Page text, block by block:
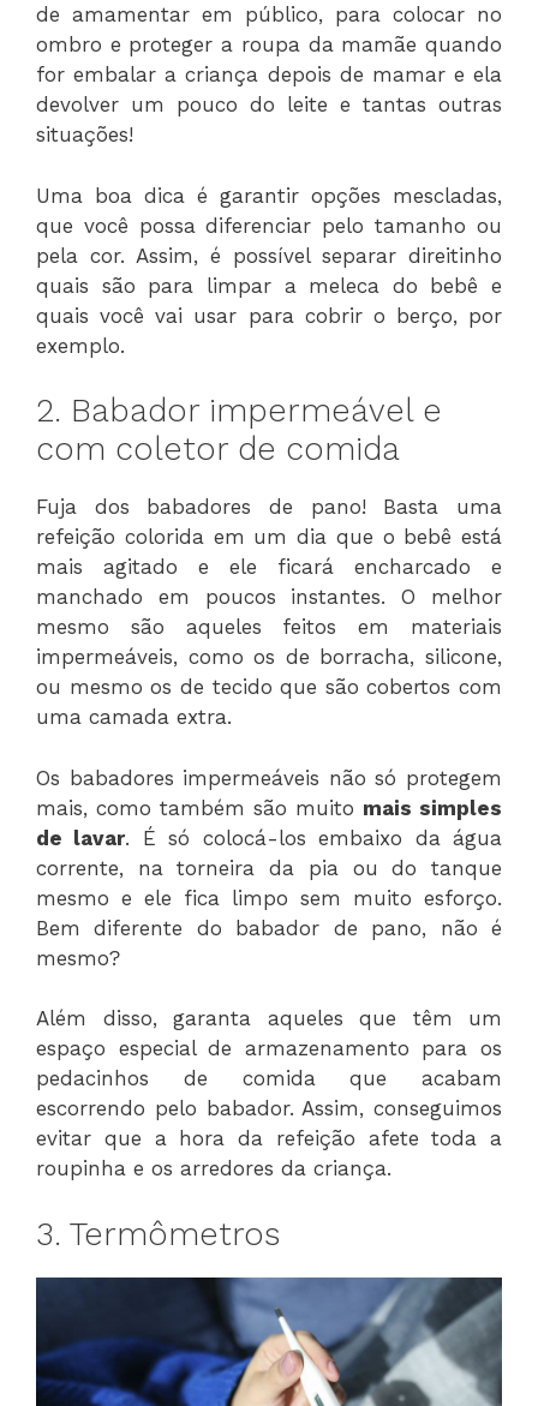
de amamentar em público, para colocar no
ombro e proteger a roupa da mamãe quando
for embalar a criança depois de mamar e ela
devolver um pouco do leite e tantas outras
situações!
Uma boa dica é garantir opções mescladas,
que você possa diferenciar pelo tamanho ou
pela cor. Assim, é possível separar direitinho
quais são para limpar a meleca do bebê e
quais você vai usar para cobrir o berço, por
exemplo.
2. Babador impermeável e
com coletor de comida
Fuja dos babadores de pano! Basta uma
refeição colorida em um dia que o bebê está
mais agitado e ele ficará encharcado e
manchado em poucos instantes. O melhor
mesmo são aqueles feitos em materiais
impermeáveis, como os de borracha, silicone,
ou mesmo os de tecido que são cobertos com
uma camada extra.
Os babadores impermeáveis não só protegem
mais, como também são muito mais simples
de lavar. É só colocá-los embaixo da água
corrente, na torneira da pia ou do tanque
mesmo e ele fica limpo sem muito esforço.
Bem diferente do babador de pano, não é
mesmo?
Além disso, garanta aqueles que têm um
espaço especial de armazenamento para os
pedacinhos de comida que acabam
escorrendo pelo babador. Assim, conseguimos
evitar que a hora da refeição afete toda a
roupinha e os arredores da criança.
3. Termômetros